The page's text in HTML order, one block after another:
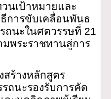
นเป้าหมายและ
การขับเคลื่อนพันธ
ถนะในศตวรรษที่ 21
พระราชทานสู่การ
ร้างหลักสูตร
ถนะรองรับการคัด